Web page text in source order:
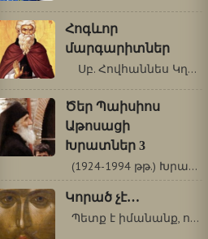
Հոգևոր
մարգարիտներ
Սբ. Հովհաննես Կղեմաքոս[1] Սինայեցի…
Ծեր Պաիսիոս
Աթոսացի
Խրատներ 3
(1924-1994 թթ.) Խրատներ Երբ մարմնի…
Կորած չէ…
Պետք է իմանանք, որ քրտինքը, որ…